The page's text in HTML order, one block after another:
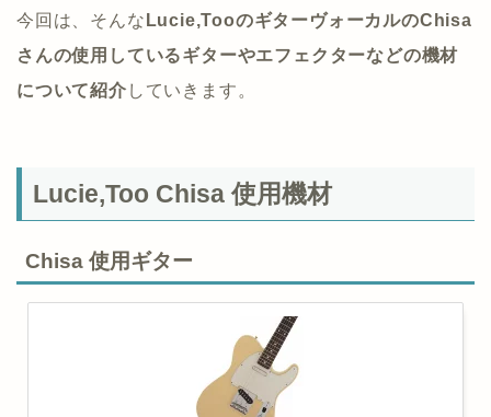
今回は、そんな Lucie,TooのギターヴォーカルのChisa
さんの使用しているギターやエフェクターなどの機材
について紹介 していきます。
Lucie,Too Chisa 使用機材
Chisa 使用ギター